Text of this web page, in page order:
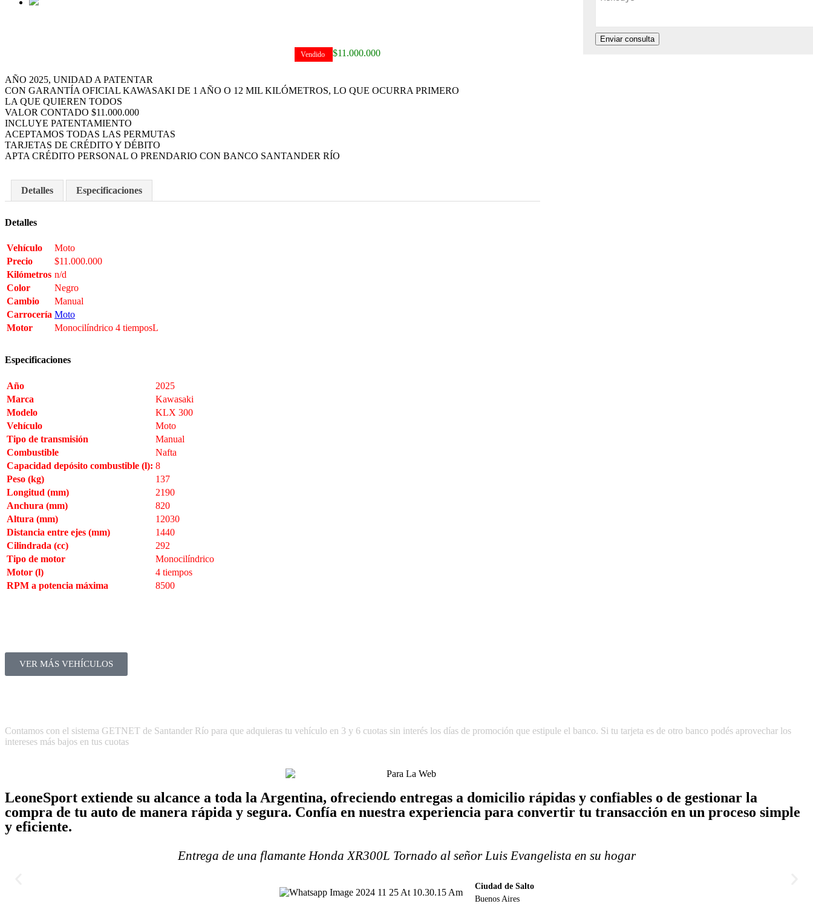
Vendido $11.000.000
AÑO 2025, UNIDAD A PATENTAR
CON GARANTÍA OFICIAL KAWASAKI DE 1 AÑO O 12 MIL KILÓMETROS, LO QUE OCURRA PRIMERO
LA QUE QUIEREN TODOS
VALOR CONTADO $11.000.000
INCLUYE PATENTAMIENTO
ACEPTAMOS TODAS LAS PERMUTAS
TARJETAS DE CRÉDITO Y DÉBITO
APTA CRÉDITO PERSONAL O PRENDARIO CON BANCO SANTANDER RÍO
Detalles Especificaciones
Detalles
Vehículo
Moto
Precio
$11.000.000
Kilómetros n/d
Color
Negro
Cambio
Manual
Carrocería Moto
Motor
Monocilíndrico 4 tiemposL
Especificaciones
Año
2025
Marca
Kawasaki
Modelo
KLX 300
Vehículo
Moto
Tipo de transmisión
Manual
Combustible
Nafta
Capacidad depósito combustible (l): 8
Peso (kg)
137
Longitud (mm)
2190
Anchura (mm)
820
Altura (mm)
12030
Distancia entre ejes (mm)
1440
Cilindrada (cc)
292
Tipo de motor
Monocilíndrico
Motor (l)
4 tiempos
RPM a potencia máxima
8500
Enviar consulta
VER MÁS VEHÍCULOS
Contamos con el sistema GETNET de Santander Río para que adquieras tu vehículo en 3 y 6 cuotas sin interés los días de promoción que estipule el banco. Si tu tarjeta es de otro banco podés aprovechar los
intereses más bajos en tus cuotas
LeoneSport extiende su alcance a toda la Argentina, ofreciendo entregas a domicilio rápidas y confiables o de gestionar la
compra de tu auto de manera rápida y segura. Confía en nuestra experiencia para convertir tu transacción en un proceso simple
y eficiente.
Entrega de una flamante Honda XR300L Tornado al señor Luis Evangelista en su hogar
Ciudad de Salto
Buenos Aires